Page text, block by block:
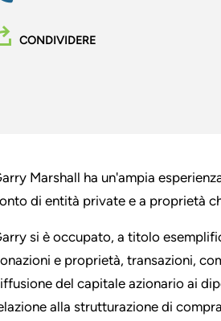
CONDIVIDERE
Marshall ha un'ampia
di entità private e a proprietà
si è occupato, a titolo
e proprietà, transazioni,
del capitale azionario ai
alla strutturazione di